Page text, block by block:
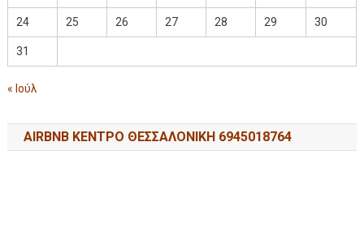
24 25 26 27 28 29 30
31
« Ιούλ
AIRBNB ΚΕΝΤΡΟ ΘΕΣΣΑΛΟΝΙΚΗ 6945018764